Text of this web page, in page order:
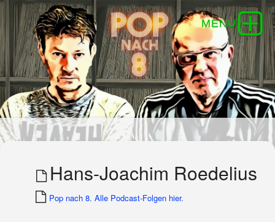
Hans-Joachim Roedelius
Pop nach 8. Alle Podcast-Folgen hier.